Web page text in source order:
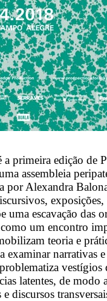
a primeira edição de
assembleia
por Alexandra
escavação das
um encontro
teoria e
narrativas
latentes, de
discursos